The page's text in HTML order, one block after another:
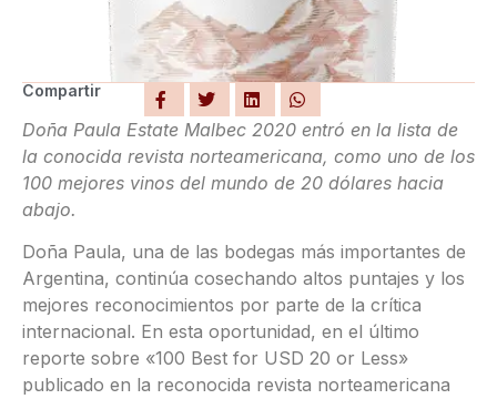
Compartir
Doña Paula Estate Malbec 2020 entró en la lista de
la conocida revista norteamericana, como uno de los
100 mejores vinos del mundo de 20 dólares hacia
abajo.
Doña Paula, una de las bodegas más importantes de
Argentina, continúa cosechando altos puntajes y los
mejores reconocimientos por parte de la crítica
internacional. En esta oportunidad, en el último
reporte sobre «100 Best for USD 20 or Less»
publicado en la reconocida revista norteamericana